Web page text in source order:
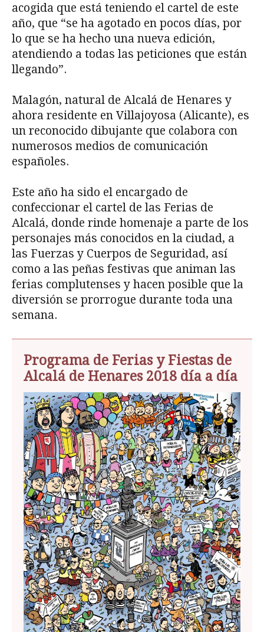
acogida que está teniendo el cartel de este
año, que “se ha agotado en pocos días, por
lo que se ha hecho una nueva edición,
atendiendo a todas las peticiones que están
llegando”.
Malagón, natural de Alcalá de Henares y
ahora residente en Villajoyosa (Alicante), es
un reconocido dibujante que colabora con
numerosos medios de comunicación
españoles.
Este año ha sido el encargado de
confeccionar el cartel de las Ferias de
Alcalá, donde rinde homenaje a parte de los
personajes más conocidos en la ciudad, a
las Fuerzas y Cuerpos de Seguridad, así
como a las peñas festivas que animan las
ferias complutenses y hacen posible que la
diversión se prorrogue durante toda una
semana.
Programa de Ferias y Fiestas de
Alcalá de Henares 2018 día a día